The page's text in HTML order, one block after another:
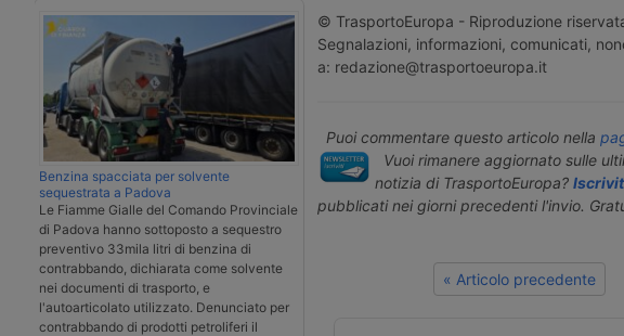
Benzina spacciata per solvente
sequestrata a Padova
Le Fiamme Gialle del Comando Provinciale
di Padova hanno sottoposto a sequestro
preventivo 33mila litri di benzina di
contrabbando, dichiarata come solvente
nei documenti di trasporto, e
l'autoarticolato utilizzato. Denunciato per
contrabbando di prodotti petroliferi il
© TrasportoEuropa - Riproduzione
Segnalazioni, informazioni, comunicati,
a: redazione@trasportoeuropa.it
Puoi commentare questo articolo nella
Vuoi rimanere aggiornato sulle
notizia di TrasportoEuropa?
pubblicati nei giorni precedenti l'invio.
« Articolo precedente